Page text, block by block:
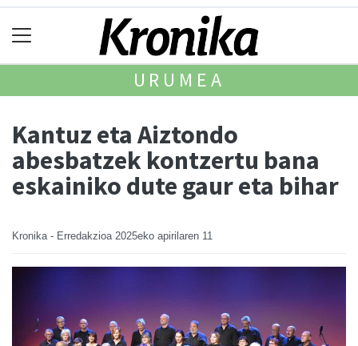
URUMEA
Kantuz eta Aiztondo
abesbatzek kontzertu bana
eskainiko dute gaur eta bihar
Kronika - Erredakzioa 2025eko apirilaren 11